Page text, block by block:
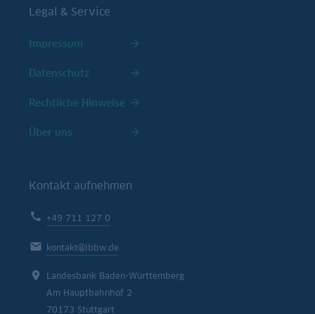
Legal & Service
Impressum
Datenschutz
Rechtliche Hinweise
Über uns
Kontakt aufnehmen
+49 711 127 0
kontakt@lbbw.de
Landesbank Baden-Württemberg
Am Hauptbahnhof 2
70173 Stuttgart